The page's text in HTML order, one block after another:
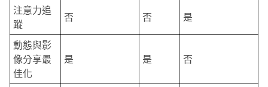
注意力追
蹤
否 否 是
動態與影
像分享最
佳化
是 是 否